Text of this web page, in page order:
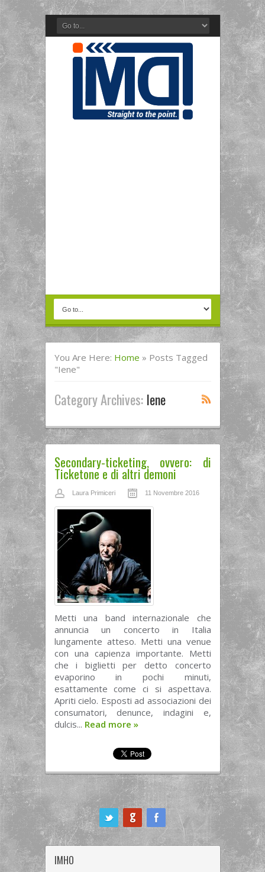
You Are Here: Home » Posts Tagged
"Iene"
Category Archives: Iene
Secondary-ticketing, ovvero: di
Ticketone e di altri demoni
Laura Primiceri 11 Novembre 2016
Metti una band internazionale che
annuncia un concerto in Italia
lungamente atteso. Metti una venue
con una capienza importante. Metti
che i biglietti per detto concerto
evaporino in pochi minuti,
esattamente come ci si aspettava.
Apriti cielo. Esposti ad associazioni dei
consumatori, denunce, indagini e,
dulcis... Read more »
IMHO